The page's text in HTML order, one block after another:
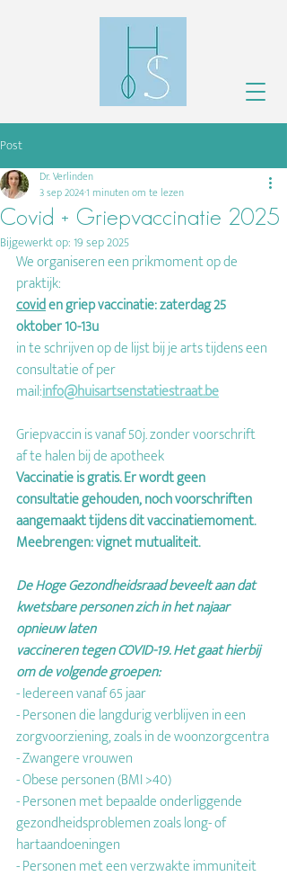
Post
Covid + Griepvaccinatie 2025
Dr. Verlinden
3 sep 20241 minuten om te lezen
Bijgewerkt op:19 sep 2025
We organiseren een prikmoment  op de
praktijk:
covid en griep vaccinatie: zaterdag 25
oktober 10-13u
in te schrijven op de lijst bij je arts tijdens een
consultatie of per
mail:info@huisartsenstatiestraat.be
Griepvaccin is vanaf 50j. zonder voorschrift
af te halen bij de apotheek
Vaccinatie is gratis. Er wordt geen
consultatie gehouden, noch voorschriften
aangemaakt tijdens dit vaccinatiemoment.
Meebrengen: vignet mutualiteit.
De Hoge Gezondheidsraad beveelt aan dat
kwetsbare personen zich in het najaar
opnieuw laten
vaccineren tegen COVID-19. Het gaat hierbij
om de volgende groepen:
- Iedereen vanaf 65 jaar
- Personen die langdurig verblijven in een
zorgvoorziening, zoals in de woonzorgcentra
- Zwangere vrouwen
- Obese personen (BMI >40)
- Personen met bepaalde onderliggende
gezondheidsproblemen zoals long- of
hartaandoeningen
- Personen met een verzwakte immuniteit